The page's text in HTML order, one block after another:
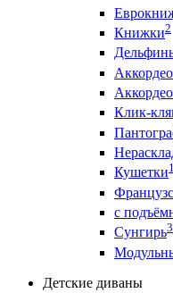
Книжки2
Клик-
Кушетки1
с
Сунгирь3
Детские диваны